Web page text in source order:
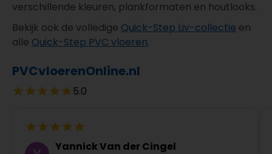
verschillende kleuren, plankformaten en houtlooks.
Bekijk ook de volledige Quick-Step Liv-collectie en
alle Quick-Step PVC vloeren.
PVCvloerenOnline.nl
5.0
Yannick Van der Cingel